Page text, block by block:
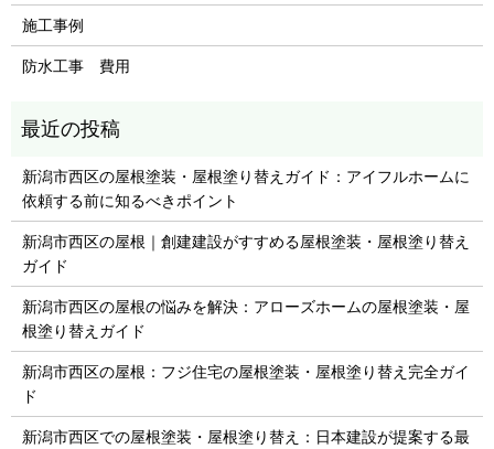
施工事例
防水工事 費用
新潟市西区の屋根塗装・屋根塗り替えガイド：アイフルホームに
依頼する前に知るべきポイント
新潟市西区の屋根｜創建建設がすすめる屋根塗装・屋根塗り替え
ガイド
新潟市西区の屋根の悩みを解決：アローズホームの屋根塗装・屋
根塗り替えガイド
新潟市西区の屋根：フジ住宅の屋根塗装・屋根塗り替え完全ガイ
ド
新潟市西区での屋根塗装・屋根塗り替え：日本建設が提案する最